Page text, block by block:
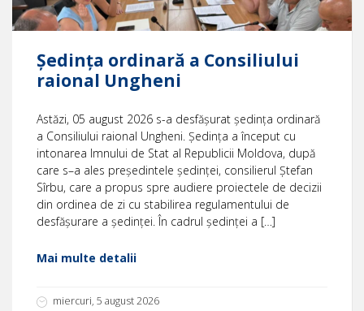
Ședința ordinară a Consiliului
raional Ungheni
Astăzi, 05 august 2026 s-a desfășurat ședința ordinară
a Consiliului raional Ungheni. Ședința a început cu
intonarea Imnului de Stat al Republicii Moldova, după
care s–a ales președintele ședinței, consilierul Ștefan
Sîrbu, care a propus spre audiere proiectele de decizii
din ordinea de zi cu stabilirea regulamentului de
desfășurare a ședinței. În cadrul ședinței a […]
Mai multe detalii
miercuri, 5 august 2026